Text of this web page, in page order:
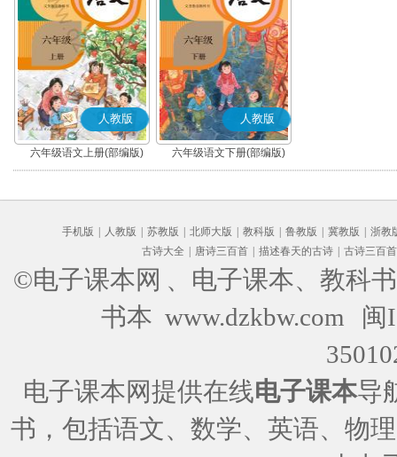
人教版
六年级语文上册(部编版)
人教版
六年级语文下册(部编版)
手机版 人教版 苏教版 北师大版 教科版 鲁教版 冀教版
浙教
古诗大全
唐诗三百首 描述春天的古诗 古诗三百首
©电子课本网 、电子课本、教科
书本 www.dzkbw.com
闽
电子课本网提供在线电子课本导
书，包括语文、数学、英语、物